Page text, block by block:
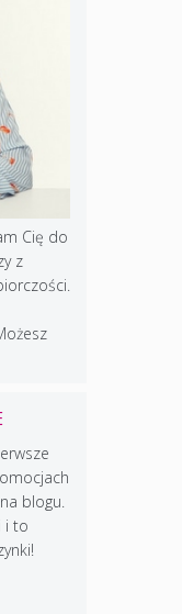
Cię do
z
blogu.
i to